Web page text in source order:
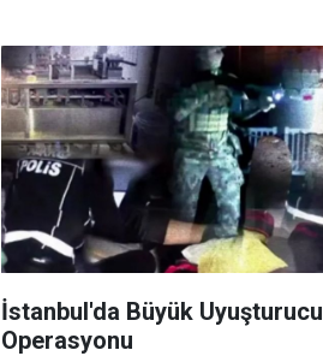
İstanbul'da Büyük Uyuşturucu
Operasyonu